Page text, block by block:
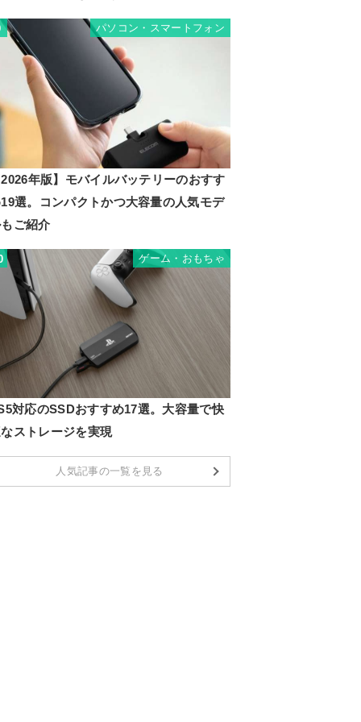
パソコン・スマートフォン
年版】モバイルバッテリーのおすす
選。コンパクトかつ大容量の人気モデ
ご紹介
ゲーム・おもちゃ
対応のSSDおすすめ17選。大容量で快
ストレージを実現
人気記事の一覧を見る